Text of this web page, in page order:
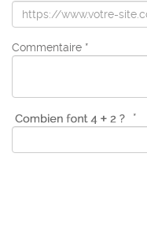
Commentaire *
*